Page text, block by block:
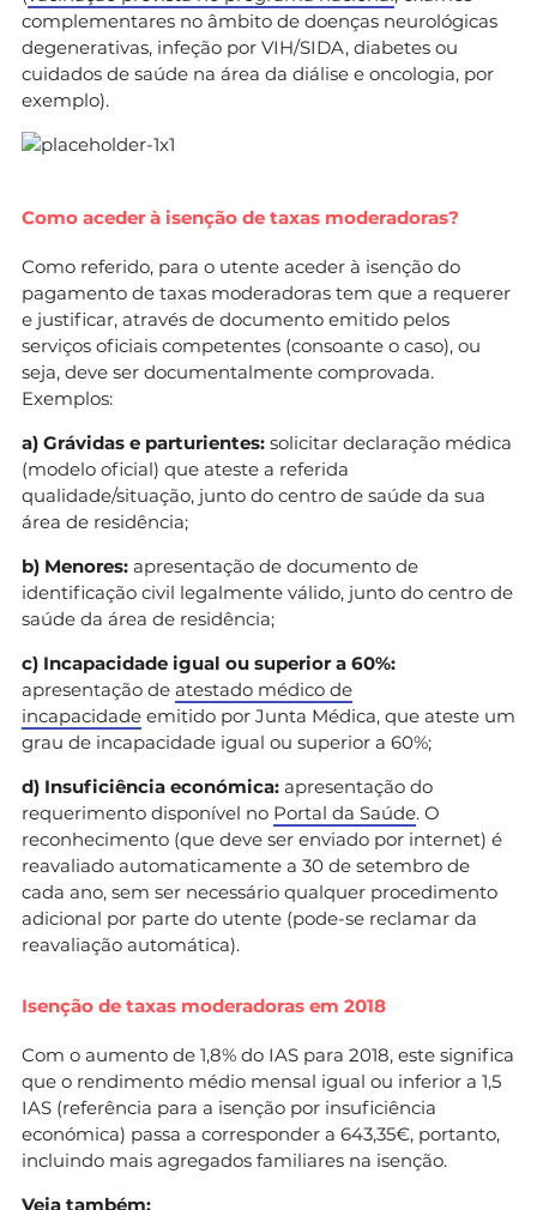
complementares no âmbito de doenças neurológicas
degenerativas, infeção por VIH/SIDA, diabetes ou
cuidados de saúde na área da diálise e oncologia, por
exemplo).
Como aceder à isenção de taxas moderadoras?
Como referido, para o utente aceder à isenção do
pagamento de taxas moderadoras tem que a requerer
e justificar, através de documento emitido pelos
serviços oficiais competentes (consoante o caso), ou
seja, deve ser documentalmente comprovada.
Exemplos:
a) Grávidas e parturientes: solicitar declaração médica
(modelo oficial) que ateste a referida
qualidade/situação, junto do centro de saúde da sua
área de residência;
b) Menores: apresentação de documento de
identificação civil legalmente válido, junto do centro de
saúde da área de residência;
c) Incapacidade igual ou superior a 60%:
apresentação de atestado médico de
incapacidade emitido por Junta Médica, que ateste um
grau de incapacidade igual ou superior a 60%;
d) Insuficiência económica: apresentação do
requerimento disponível no Portal da Saúde. O
reconhecimento (que deve ser enviado por internet) é
reavaliado automaticamente a 30 de setembro de
cada ano, sem ser necessário qualquer procedimento
adicional por parte do utente (pode-se reclamar da
reavaliação automática).
Isenção de taxas moderadoras em 2018
Com o aumento de 1,8% do IAS para 2018, este significa
que o rendimento médio mensal igual ou inferior a 1,5
IAS (referência para a isenção por insuficiência
económica) passa a corresponder a 643,35€, portanto,
incluindo mais agregados familiares na isenção.
Veja também: